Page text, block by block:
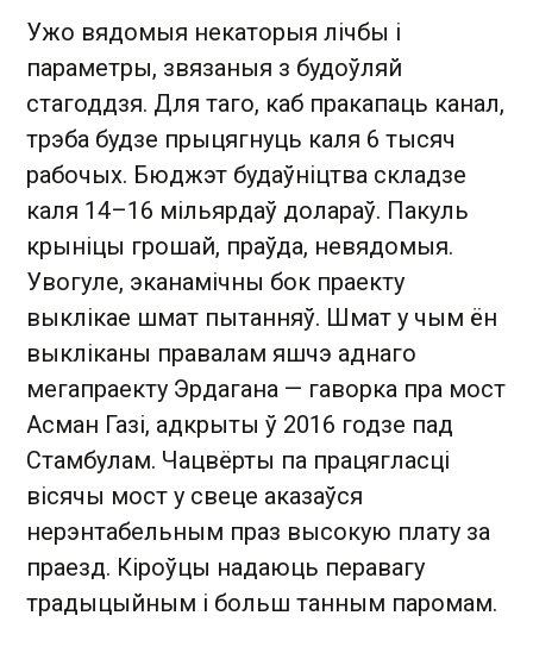
Ужо вядомыя некаторыя лічбы і
параметры, звязаныя з будоўляй
стагоддзя. Для таго, каб пракапаць канал,
трэба будзе прыцягнуць каля 6 тысяч
рабочых. Бюджэт будаўніцтва складзе
каля 14–16 мільярдаў долараў. Пакуль
крыніцы грошай, праўда, невядомыя.
Увогуле, эканамічны бок праекту
выклікае шмат пытанняў. Шмат у чым ён
выкліканы правалам яшчэ аднаго
мегапраекту Эрдагана — гаворка пра мост
Асман Газі, адкрыты ў 2016 годзе пад
Стамбулам. Чацвёрты па працягласці
вісячы мост у свеце аказаўся
нерэнтабельным праз высокую плату за
праезд. Кіроўцы надаюць перавагу
традыцыйным і больш танным паромам.